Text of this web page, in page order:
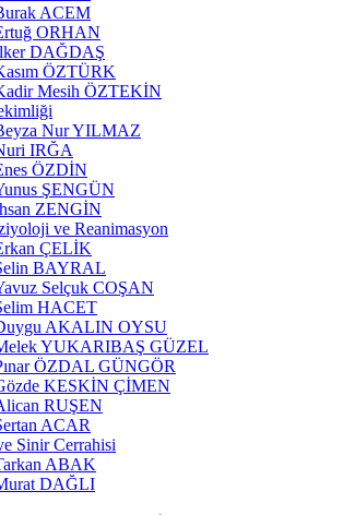
ACEM
ORHAN
DAĞDAŞ
ÖZTÜRK
Mesih ÖZTEKİN
Nur YILMAZ
IRĞA
ÖZDİN
ŞENGÜN
ZENGİN
ve Reanimasyon
ÇELİK
BAYRAL
Selçuk COŞAN
HACET
AKALIN OYSU
YUKARIBAŞ GÜZEL
ÖZDAL GÜNGÖR
KESKİN ÇİMEN
RUŞEN
ACAR
Sinir Cerrahisi
ABAK
DAĞLI